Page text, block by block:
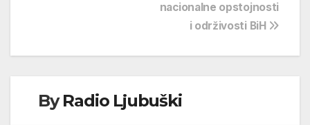
nacionalne opstojnosti
i održivosti BiH
ByRadio Ljubuški